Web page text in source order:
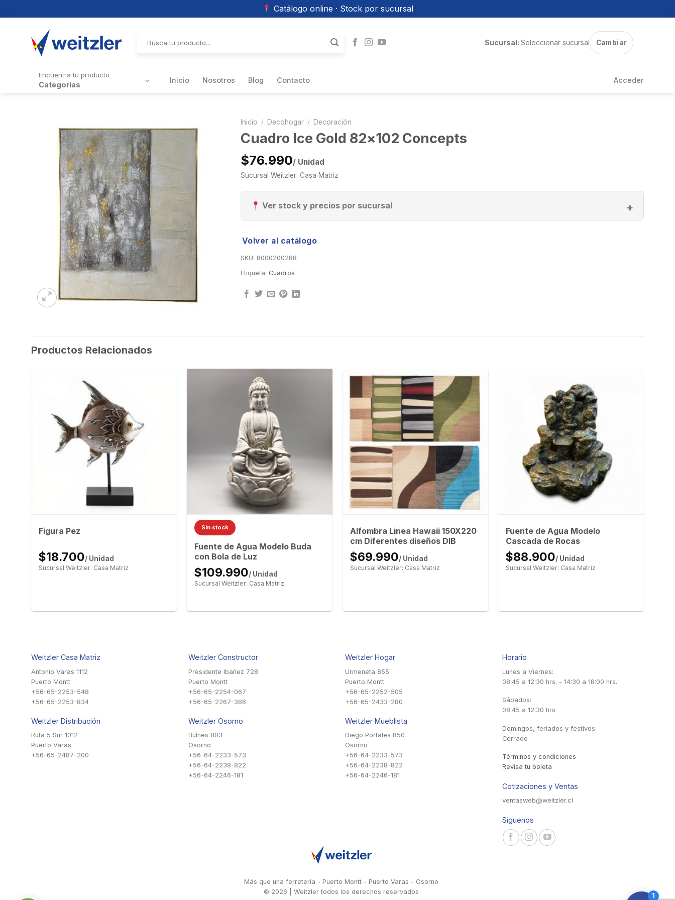
Catálogo online · Stock por sucursal
por:
Sucursal: Seleccionar sucursal Cambiar
Encuentra tu producto
Categorías Inicio Nosotros Blog Contacto Acceder
Inicio / Decohogar / Decoración
Cuadro Ice Gold 82×102 Concepts
$76.990/ Unidad
Sucursal Weitzler: Casa Matriz
Ver stock y precios por sucursal
Volver al catálogo
SKU: 8000200288
Etiqueta: Cuadros
Productos Relacionados
Figura Pez
$18.700/ Unidad
Sucursal Weitzler: Casa Matriz
Sin stock
Fuente de Agua Modelo Buda
con Bola de Luz
$109.990/ Unidad
Sucursal Weitzler: Casa Matriz
Alfombra Linea Hawaii 150X220
cm Diferentes diseños DIB
$69.990/ Unidad
Sucursal Weitzler: Casa Matriz
Fuente de Agua Modelo
Cascada de Rocas
$88.900/ Unidad
Sucursal Weitzler: Casa Matriz
Weitzler Casa Matriz
Antonio Varas 1112
Puerto Montt
+56-65-2253-548
+56-65-2253-834
Weitzler Distribución
Ruta 5 Sur 1012
Puerto Varas
+56-65-2487-200
Weitzler Constructor
Presidente Ibañez 728
Puerto Montt
+56-65-2254-067
+56-65-2267-386
Weitzler Osorno
Bulnes 803
Osorno
+56-64-2233-573
+56-64-2238-822
+56-64-2246-181
Weitzler Hogar
Urmeneta 855
Puerto Montt
+56-65-2252-505
+56-65-2433-280
Weitzler Mueblista
Diego Portales 850
Osorno
+56-64-2233-573
+56-64-2238-822
+56-64-2246-181
Horario
Lunes a Viernes:
08:45 a 12:30 hrs. - 14:30 a 18:00 hrs.
Sábados:
08:45 a 12:30 hrs
Domingos, feriados y festivos:
Cerrado
Términos y condiciones
Revisa tu boleta
Cotizaciones y Ventas
ventasweb@weitzler.cl
Síguenos
Más que una ferretería - Puerto Montt - Puerto Varas - Osorno
© 2026 | Weitzler todos los derechos reservados